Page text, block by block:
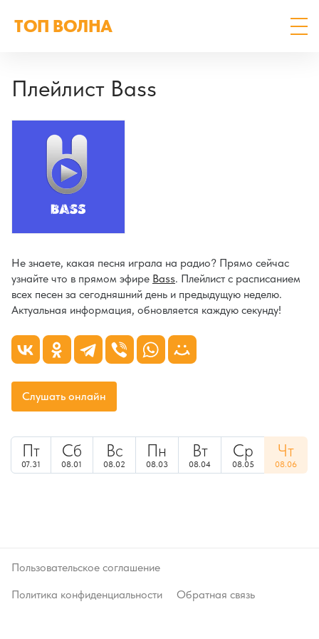
ТОП ВОЛНА
Плейлист Bass
Не знаете, какая песня играла на радио? Прямо сейчас
узнайте что в прямом эфире Bass. Плейлист с расписанием
всех песен за сегодняшний день и предыдущую неделю.
Актуальная информация, обновляется каждую секунду!
Слушать онлайн
Пт
07.31
Сб
08.01
Вс
08.02
Пн
08.03
Вт
08.04
Ср
08.05
Чт
08.06
Пользовательское соглашение
Политика конфиденциальности
Обратная связь